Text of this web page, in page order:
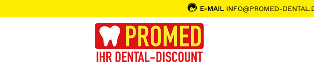
E-MAILINFO@PROMED-